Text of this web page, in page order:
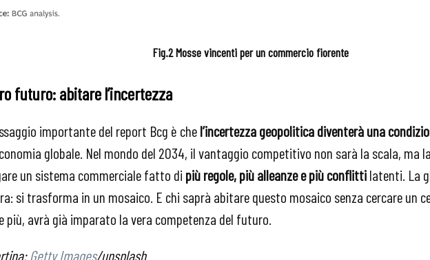
Fig.2 Mosse vincenti per un commercio fiorente
futuro: abitare l’incertezza
importante del report Bcg è chel’incertezza geopolitica diventerà una
globale. Nel mondo del 2034, il vantaggio competitivo non sarà la scala, ma
un sistema commerciale fatto di più regole, più alleanze e più conflittilatenti. La
si trasforma in un mosaico. E chi saprà abitare questo mosaico senza cercare un
più, avrà già imparato la vera competenza del futuro.
Getty Images/unsplash